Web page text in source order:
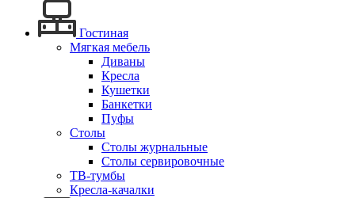
Гостиная
Мягкая мебель
Диваны
Кресла
Кушетки
Банкетки
Пуфы
Столы
Столы журнальные
Столы сервировочные
ТВ-тумбы
Кресла-качалки